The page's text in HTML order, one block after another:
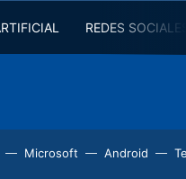
REDES
Microsoft Android